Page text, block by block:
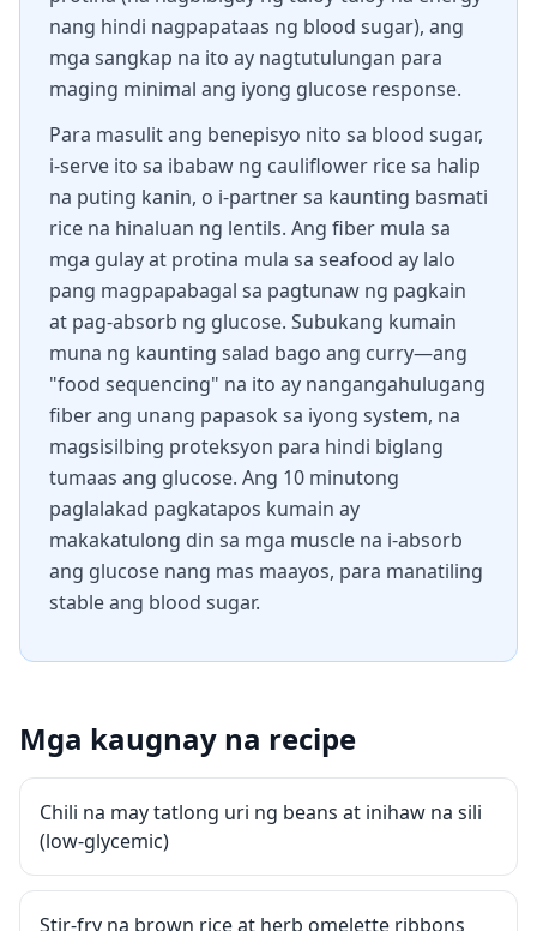
nang hindi nagpapataas ng blood sugar), ang
mga sangkap na ito ay nagtutulungan para
maging minimal ang iyong glucose response.
Para masulit ang benepisyo nito sa blood sugar,
i-serve ito sa ibabaw ng cauliflower rice sa halip
na puting kanin, o i-partner sa kaunting basmati
rice na hinaluan ng lentils. Ang fiber mula sa
mga gulay at protina mula sa seafood ay lalo
pang magpapabagal sa pagtunaw ng pagkain
at pag-absorb ng glucose. Subukang kumain
muna ng kaunting salad bago ang curry—ang
"food sequencing" na ito ay nangangahulugang
fiber ang unang papasok sa iyong system, na
magsisilbing proteksyon para hindi biglang
tumaas ang glucose. Ang 10 minutong
paglalakad pagkatapos kumain ay
makakatulong din sa mga muscle na i-absorb
ang glucose nang mas maayos, para manatiling
stable ang blood sugar.
Mga kaugnay na recipe
Chili na may tatlong uri ng beans at inihaw na sili
(low-glycemic)
Stir-fry na brown rice at herb omelette ribbons